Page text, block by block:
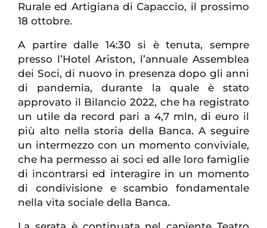
Rurale ed Artigiana di Capaccio, il prossimo
18 ottobre.
A partire dalle 14:30 si è tenuta, sempre
presso l’Hotel Ariston, l’annuale Assemblea
dei Soci, di nuovo in presenza dopo gli anni
di pandemia, durante la quale è stato
approvato il Bilancio 2022, che ha registrato
un utile da record pari a 4,7 mln, di euro il
più alto nella storia della Banca. A seguire
un intermezzo con un momento conviviale,
che ha permesso ai soci ed alle loro famiglie
di incontrarsi ed interagire in un momento
di condivisione e scambio fondamentale
nella vita sociale della Banca.